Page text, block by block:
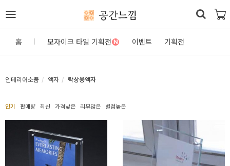
공간느낌
카
홈 모자이크 타일 기획전 N 이벤트 기획전
인테리어소품 액자 탁상용액자
인기 판매량 최신 가격낮은 리뷰많은 별점높은